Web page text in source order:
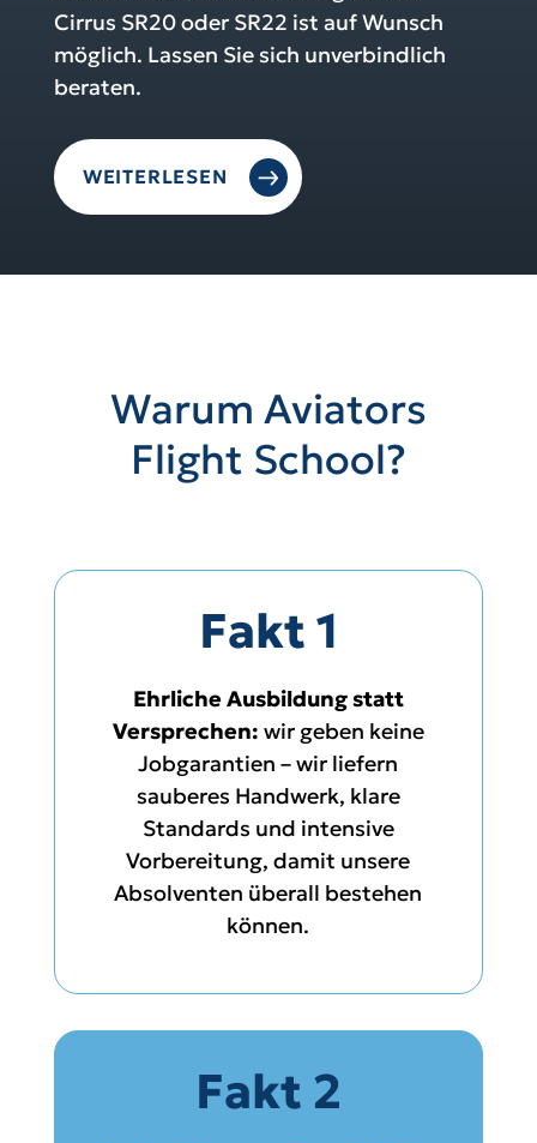
Cirrus SR20 oder SR22 ist auf Wunsch
möglich. Lassen Sie sich unverbindlich
beraten.
WEITERLESEN
Warum Aviators
Flight School?
Fakt 1
Ehrliche Ausbildung statt
Versprechen: wir geben keine
Jobgarantien – wir liefern
sauberes Handwerk, klare
Standards und intensive
Vorbereitung, damit unsere
Absolventen überall bestehen
können.
Fakt 2